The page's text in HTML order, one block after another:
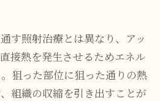
す照射治療とは異なり、アッ
接熱を発生させるためエネル
狙った部位に狙った通りの熱
組織の収縮を引き出すことが